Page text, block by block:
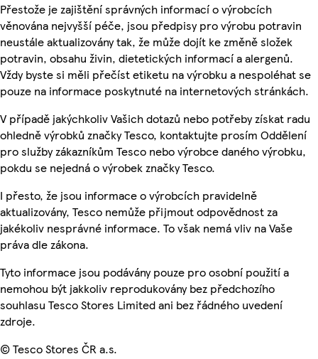
Přestože je zajištění správných informací o výrobcích
věnována nejvyšší péče, jsou předpisy pro výrobu potravin
neustále aktualizovány tak, že může dojít ke změně složek
potravin, obsahu živin, dietetických informací a alergenů.
Vždy byste si měli přečíst etiketu na výrobku a nespoléhat se
pouze na informace poskytnuté na internetových stránkách.
V případě jakýchkoliv Vašich dotazů nebo potřeby získat radu
ohledně výrobků značky Tesco, kontaktujte prosím Oddělení
pro služby zákazníkům Tesco nebo výrobce daného výrobku,
pokdu se nejedná o výrobek značky Tesco.
I přesto, že jsou informace o výrobcích pravidelně
aktualizovány, Tesco nemůže přijmout odpovědnost za
jakékoliv nesprávné informace. To však nemá vliv na Vaše
práva dle zákona.
Tyto informace jsou podávány pouze pro osobní použití a
nemohou být jakkoliv reprodukovány bez předchozího
souhlasu Tesco Stores Limited ani bez řádného uvedení
zdroje.
© Tesco Stores ČR a.s.